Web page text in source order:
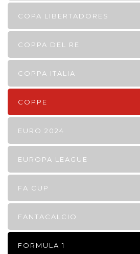
COPA LIBERTADORES
COPPA DEL RE
COPPA ITALIA
COPPE
EURO 2024
EUROPA LEAGUE
FA CUP
FANTACALCIO
FORMULA 1